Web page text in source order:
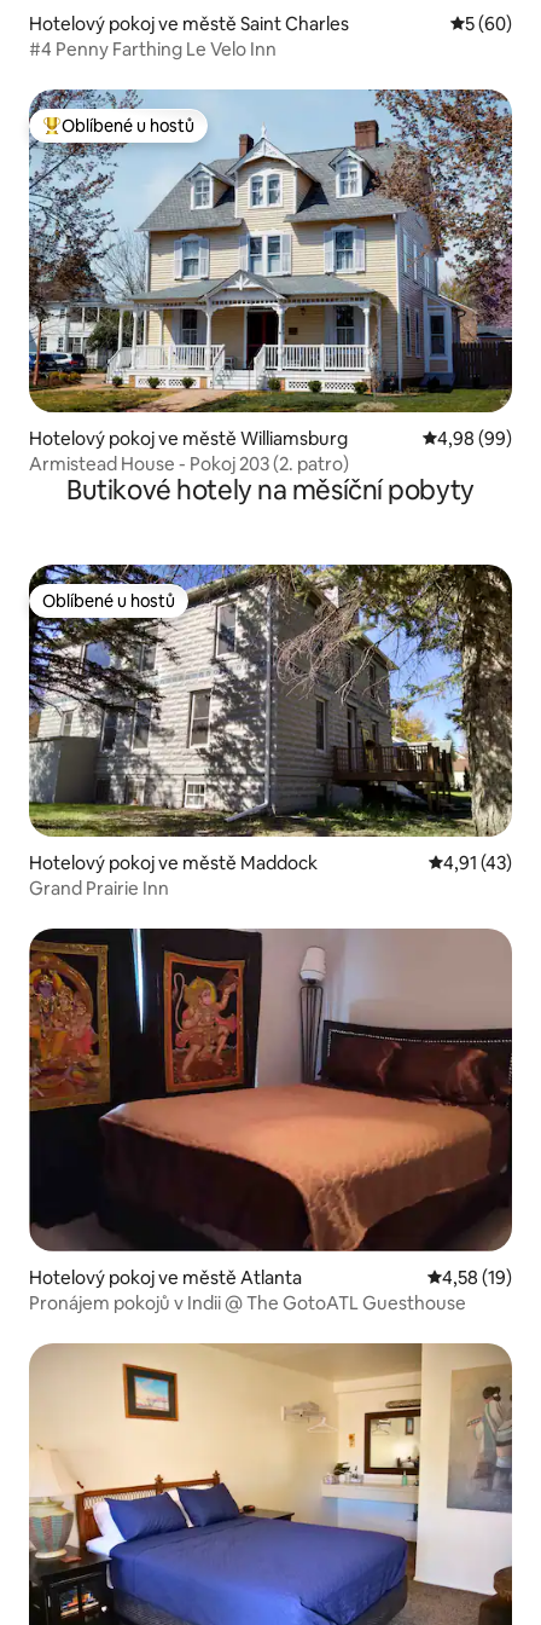
Hotelový pokoj ve městě Saint Charles Průměrné
5 (60)
#4 Penny Farthing Le Velo Inn
Nejlepší v kategorii Oblíbené u hostů
Oblíbené u hostů
Hotelový pokoj ve městě Williamsburg Průměrné
4,98 (99)
Armistead House - Pokoj 203 (2. patro)
Butikové hotely na měsíční pobyty
Oblíbené u hostů
Oblíbené u hostů
Hotelový pokoj ve městě Maddock Průměrné
4,91 (43)
Grand Prairie Inn
Hotelový pokoj ve městě Atlanta Průměrné
4,58 (19)
Pronájem pokojů v Indii @ The GotoATL Guesthouse